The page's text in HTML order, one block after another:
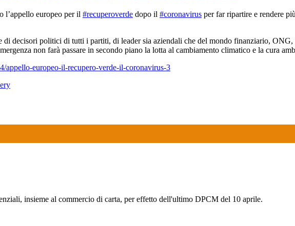
l’appello europeo per il #recuperoverde dopo il #coronavirus per far ripartire e rendere
decisori politici di tutti i partiti, di leader sia aziendali che del mondo finanziario,
non farà passare in secondo piano la lotta al cambiamento climatico e la cura
appello-europeo-il-recupero-verde-il-coronavirus-3
insieme al commercio di carta, per effetto dell'ultimo DPCM del 10 aprile.